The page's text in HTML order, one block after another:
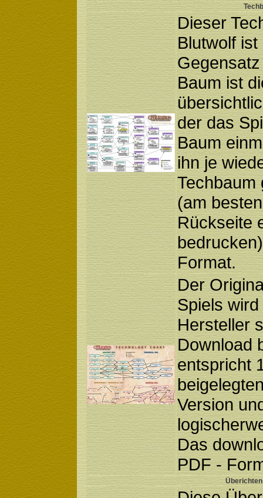
Dieser
Blutwolf
Baum ist
der das
Baum
ihn je
Techbaum
(am
Rückseite
Format.
Der
Spiels
Hersteller
Download
entspricht
Version
Das
PDF -